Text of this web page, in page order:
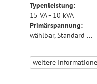
Typenleistung:
15 VA - 10 kVA
Primärspannung:
wählbar, Standard ...
weitere